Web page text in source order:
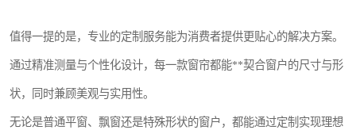
值得一提的是，专业的定制服务能为消费者提供更贴心的解决方案。
通过精准测量与个性化设计，每一款窗帘都能**契合窗户的尺寸与形
状，同时兼顾美观与实用性。
无论是普通平窗、飘窗还是特殊形状的窗户，都能通过定制实现理想